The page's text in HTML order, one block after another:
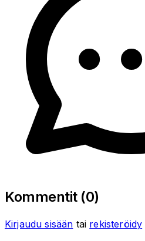
Kommentit (0)
Kirjaudu sisään tai rekisteröidy